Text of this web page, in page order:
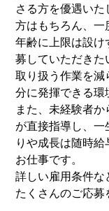
さる方を優遇いた
方はもちろん、一
年齢に上限は設
募していただきた
取り扱う作業を
分に発揮できる環
また、未経験者
が直接指導し、
りや成長は随時
お仕事です。
詳しい雇用条件な
たくさんのご応募